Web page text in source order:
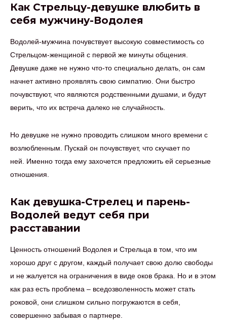
Как Стрельцу-девушке влюбить в
себя мужчину-Водолея
Водолей-мужчина почувствует высокую совместимость со
Стрельцом-женщиной с первой же минуты общения.
Девушке даже не нужно что-то специально делать, он сам
начнет активно проявлять свою симпатию. Они быстро
почувствуют, что являются родственными душами, и будут
верить, что их встреча далеко не случайность.
Но девушке не нужно проводить слишком много времени с
возлюбленным. Пускай он почувствует, что скучает по
ней. Именно тогда ему захочется предложить ей серьезные
отношения.
Как девушка-Стрелец и парень-
Водолей ведут себя при
расставании
Ценность отношений Водолея и Стрельца в том, что им
хорошо друг с другом, каждый получает свою долю свободы
и не жалуется на ограничения в виде оков брака. Но и в этом
как раз есть проблема – вседозволенность может стать
роковой, они слишком сильно погружаются в себя,
совершенно забывая о партнере.